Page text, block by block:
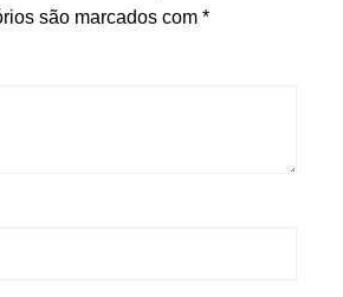
são marcados com *